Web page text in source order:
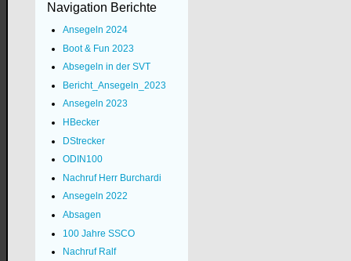
Navigation Berichte
Ansegeln 2024
Boot & Fun 2023
Absegeln in der SVT
Bericht_Ansegeln_2023
Ansegeln 2023
HBecker
DStrecker
ODIN100
Nachruf Herr Burchardi
Ansegeln 2022
Absagen
100 Jahre SSCO
Nachruf Ralf